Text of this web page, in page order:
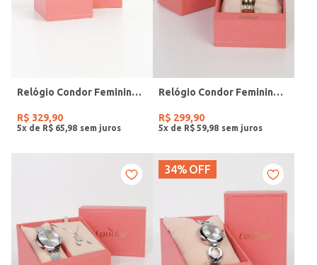
Relógio Condor Feminino DOURADO
R$ 329,90
5x de R$ 65 98
Relógio Condor Feminino DOURADO
R$ 299,90
5x de R$ 59 98
34% OFF